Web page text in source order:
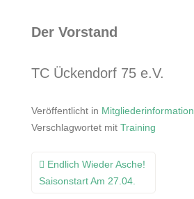
Der Vorstand
TC Ückendorf 75 e.V.
Veröffentlicht in Mitgliederinformation
Verschlagwortet mit Training
Beitragsnavigation
Endlich Wieder Asche!
Saisonstart Am 27.04.